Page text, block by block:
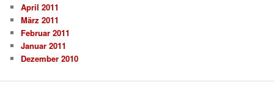
April 2011
März 2011
Februar 2011
Januar 2011
Dezember 2010